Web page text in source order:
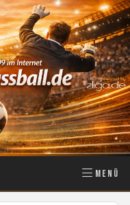
MENÜ